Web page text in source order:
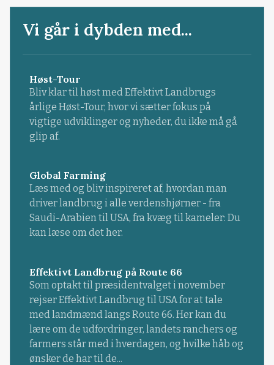
Vi går i dybden med...
Høst-Tour
Bliv klar til høst med Effektivt Landbrugs
årlige Høst-Tour, hvor vi sætter fokus på
vigtige udviklinger og nyheder, du ikke må gå
glip af.
Global Farming
Læs med og bliv inspireret af, hvordan man
driver landbrug i alle verdenshjørner - fra
Saudi-Arabien til USA, fra kvæg til kameler: Du
kan læse om det her.
Effektivt Landbrug på Route 66
Som optakt til præsidentvalget i november
rejser Effektivt Landbrug til USA for at tale
med landmænd langs Route 66. Her kan du
lære om de udfordringer, landets ranchers og
farmers står med i hverdagen, og hvilke håb og
ønsker de har til de...